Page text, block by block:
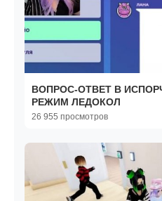
ВОПРОС-ОТВЕТ В
РЕЖИМ ЛЕДОКОЛ
26 955 просмотров